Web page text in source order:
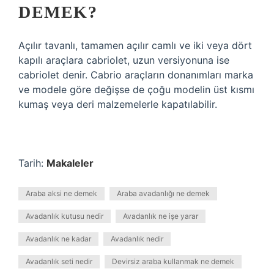
DEMEK?
Açılır tavanlı, tamamen açılır camlı ve iki veya dört
kapılı araçlara cabriolet, uzun versiyonuna ise
cabriolet denir. Cabrio araçların donanımları marka
ve modele göre değişse de çoğu modelin üst kısmı
kumaş veya deri malzemelerle kapatılabilir.
Tarih: Makaleler
Araba aksi ne demek Araba avadanlığı ne demek
Avadanlık kutusu nedir Avadanlık ne işe yarar
Avadanlık ne kadar Avadanlık nedir
Avadanlık seti nedir Devirsiz araba kullanmak ne demek